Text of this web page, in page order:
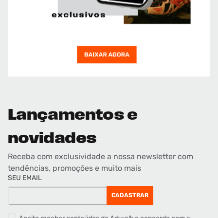
Lançamentos e
novidades
Receba com exclusividade a nossa newsletter com
tendências, promoções e muito mais
SEU EMAIL
CADASTRAR